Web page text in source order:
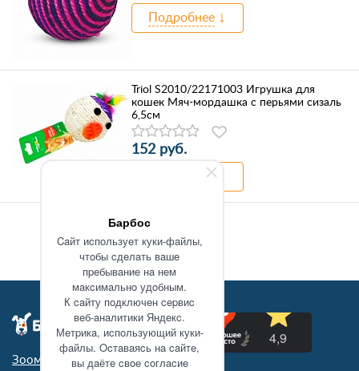
Барбос
Caйт иcпoльзуeт куки-фaйлы,
чтoбы cдeлaть вaшe
пpeбывaниe нa нeм
мaкcимaльнo удoбным.
К caйту пoдключeн cepвиc
вeб-aнaлитики Яндeкc.
Мeтpикa, иcпoльзующий куки-
фaйлы. Ocтaвaяcь нa caйтe,
вы дaётe cвoe coглacиe
Подробнее
Triol S2010/22171003 Игрушка для
кошек Мяч-мордашка с перьями сизаль
6,5см
152 руб.
Подробнее
Зоомагазин в Туле